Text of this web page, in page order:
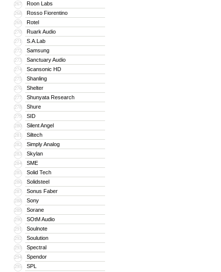
267 Roon Labs
268 Rosso Fiorentino
269 Rotel
270 Ruark Audio
271 S.A.Lab
272 Samsung
273 Sanctuary Audio
274 Scansonic HD
275 Shanling
276 Shelter
277 Shunyata Research
278 Shure
279 SID
280 Silent Angel
281 Siltech
282 Simply Analog
283 Skylan
284 SME
285 Solid Tech
286 Solidsteel
287 Sonus Faber
288 Sony
289 Sorane
290 SOtM Audio
291 Soulnote
292 Soulution
293 Spectral
294 Spendor
295 SPL